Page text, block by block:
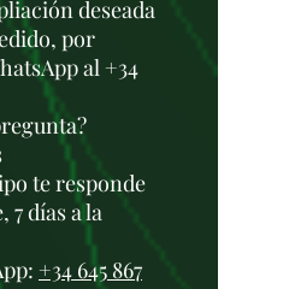
deseada
por
al +34
te responde
7 días a la
+34 645 867